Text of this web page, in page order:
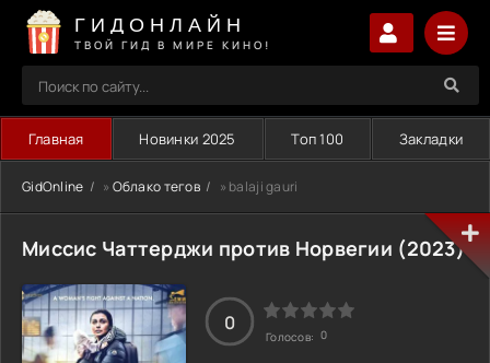
ГИДОНЛАЙН
ТВОЙ ГИД В МИРЕ КИНО!
Главная Новинки 2025 Топ 100 Закладки
GidOnline » Облако тегов » balaji gauri
Миссис Чаттерджи против Норвегии (2023)
0
Голосов: 0